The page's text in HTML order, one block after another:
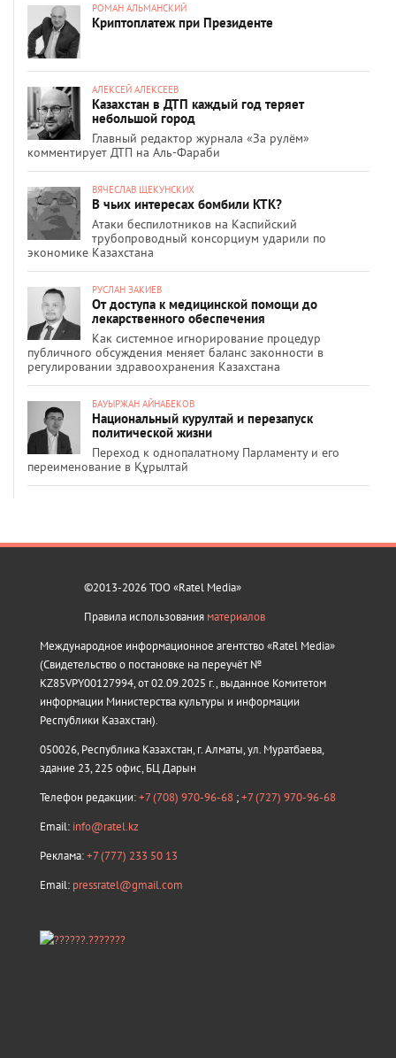
РОМАН АЛЬМАНСКИЙ
Криптоплатеж при Президенте
АЛЕКСЕЙ АЛЕКСЕЕВ
Казахстан в ДТП каждый год теряет
небольшой город
Главный редактор журнала «За рулём»
комментирует ДТП на Аль-Фараби
ВЯЧЕСЛАВ ЩЕКУНСКИХ
В чьих интересах бомбили КТК?
Атаки беспилотников на Каспийский
трубопроводный консорциум ударили по
экономике Казахстана
РУСЛАН ЗАКИЕВ
От доступа к медицинской помощи до
лекарственного обеспечения
Как системное игнорирование процедур
публичного обсуждения меняет баланс законности в
регулировании здравоохранения Казахстана
БАУЫРЖАН АЙНАБЕКОВ
Национальный курултай и перезапуск
политической жизни
Переход к однопалатному Парламенту и его
переименование в Құрылтай
©2013-2026 ТОО «Ratel Media»
Правила использования материалов
Международное информационное агентство «Ratel Media»
(Свидетельство о постановке на переучёт №
KZ85VPY00127994, от 02.09.2025 г., выданное Комитетом
информации Министерства культуры и информации
Республики Казахстан).
050026, Республика Казахстан, г. Алматы, ул. Муратбаева,
здание 23, 225 офис, БЦ Дарын
Телефон редакции:+7 (708) 970-96-68 ;+7 (727) 970-96-68
Email: info@ratel.kz
Реклама:+7 (777) 233 50 13
Email: pressratel@gmail.com